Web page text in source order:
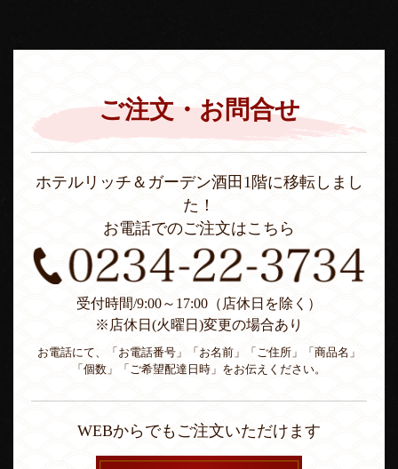
ご注文・お問合せ
ホテルリッチ＆ガーデン酒田1階に移転しまし
た！
お電話でのご注文はこちら
受付時間/9:00～17:00（店休日を除く）
※店休日(火曜日)変更の場合あり
お電話にて、「お電話番号」「お名前」「ご住所」「商品名」
「個数」「ご希望配達日時」をお伝えください。
WEBからでもご注文いただけます